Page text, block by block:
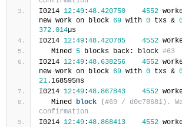
I0214 12:49:48.420750 4552
new work on block 69 with 0 txs &
372.014µs
I0214 12:49:48.420785 4552
   Mined
5 blocks back: block #63
I0214 12:49:48.638256 4552
new work on block 69 with 0 txs &
21.168595ms
I0214 12:49:48.867843 4552
   Mined
block (#69 / d0e78681).
confirmation
I0214 12:49:48.868413 4552